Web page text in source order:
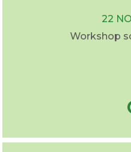
22
Workshop